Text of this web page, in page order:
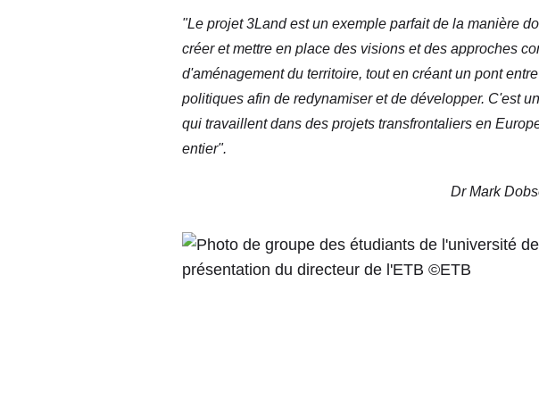
"Le projet 3Land est un exemple parfait de la manière
créer et mettre en place des visions et des approches
d'aménagement du territoire, tout en créant un pont
politiques afin de redynamiser et de développer. C'est
qui travaillent dans des projets transfrontaliers en
entier".
Dr Mark